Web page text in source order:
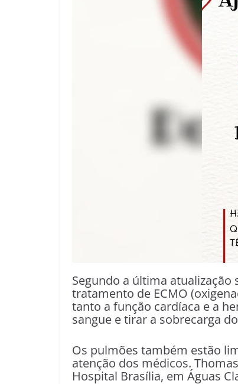
Segundo a última atualização
tratamento de ECMO
tanto a função cardíaca e a
sangue e tirar a sobrecarga
Os pulmões também estão
atenção dos médicos.
Hospital Brasília, em Águas